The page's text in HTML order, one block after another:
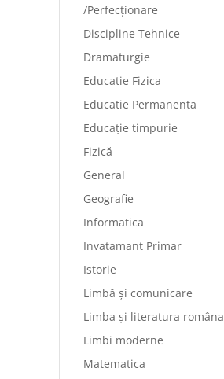
/Perfecționare
Discipline Tehnice
Dramaturgie
Educatie Fizica
Educatie Permanenta
Educație timpurie
Fizică
General
Geografie
Informatica
Invatamant Primar
Istorie
Limbă și comunicare
Limba și literatura româna
Limbi moderne
Matematica